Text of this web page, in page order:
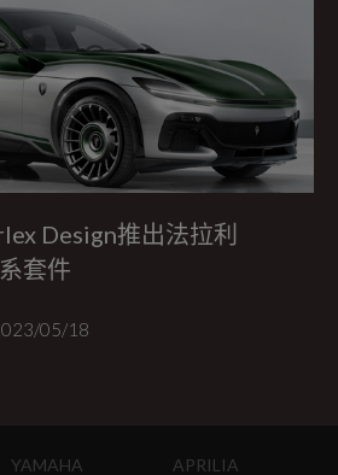
Design推出法拉利
套件
05/18
YAMAHA APRILIA